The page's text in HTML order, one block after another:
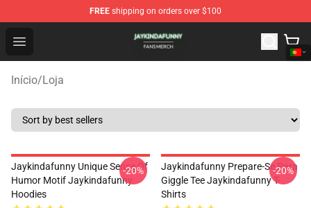
FREE shipping on orders over $100
Open menu
Jaykindafunny Shop - Official Jaykindafunny
Início/Loja
Jaykindafunny Unique Sense Of
Humor Motif Jaykindafunny
Hoodies
-20%
Jaykindafunny Prepare-Se Para
Giggle Tee Jaykindafunny T-
Shirts
-20%